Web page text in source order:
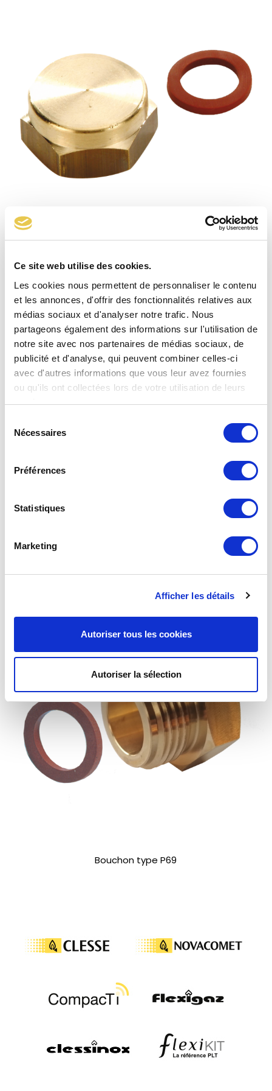
Ce site web utilise des cookies.
Les cookies nous permettent de personnaliser le contenu
et les annonces, d'offrir des fonctionnalités relatives aux
médias sociaux et d'analyser notre trafic. Nous
partageons également des informations sur l'utilisation de
notre site avec nos partenaires de médias sociaux, de
publicité et d'analyse, qui peuvent combiner celles-ci
avec d'autres informations que vous leur avez fournies
ou qu'ils ont collectées lors de votre utilisation de leurs
services.
Nécessaires
Préférences
Statistiques
Marketing
Afficher les détails
Autoriser tous les cookies
Autoriser la sélection
Bouchon type P69